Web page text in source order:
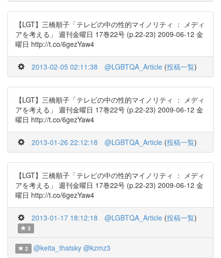
【LGT】三橋順子「テレビの中の性的マイノリティ ： メディ
アを考える」 週刊金曜日 17巻22号 (p.22-23) 2009-06-12 金
曜日 http://t.co/6gezYaw4
2013-02-05 02:11:38 @LGBTQA_Article (投稿一覧)
【LGT】三橋順子「テレビの中の性的マイノリティ ： メディ
アを考える」 週刊金曜日 17巻22号 (p.22-23) 2009-06-12 金
曜日 http://t.co/6gezYaw4
2013-01-26 22:12:18 @LGBTQA_Article (投稿一覧)
【LGT】三橋順子「テレビの中の性的マイノリティ ： メディ
アを考える」 週刊金曜日 17巻22号 (p.22-23) 2009-06-12 金
曜日 http://t.co/6gezYaw4
2013-01-17 18:12:18 @LGBTQA_Article (投稿一覧)
3
2 @keita_thatsky @kzmz3